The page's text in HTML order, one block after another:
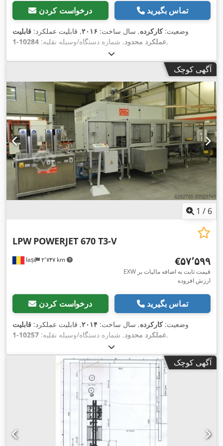
درخواست کردن تماس بگیرید
وضعیت:کارکرده, سال ساخت: ۲۰۱۶, قابلیت عملکرد: قابلیت
عملکرد محدود, شماره دستگاه/وسیله نقلیه: 10284-1 ,
آگهی کوچک
1 / 6
Iași ۲٬۷۴۷ km
LPW POWERJET 670 T3-V
‎€۵۷٬۵۹۹
EXW قیمت ثابت به اضافه مالیات بر
ارزش افزوده
درخواست کردن تماس بگیرید
وضعیت:کارکرده, سال ساخت: ۲۰۱۴, قابلیت عملکرد: قابلیت
عملکرد محدود, شماره دستگاه/وسیله نقلیه: 10257-1 ,
آگهی کوچک